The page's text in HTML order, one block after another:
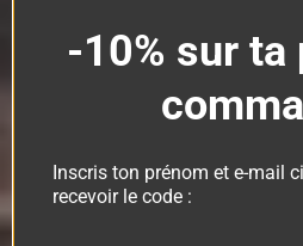
-10% sur ta
Inscris ton prénom et e-mail
recevoir le code :